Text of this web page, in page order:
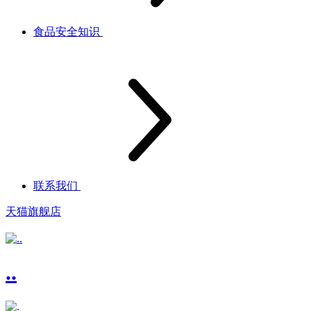
食品安全知识
联系我们
天猫旗舰店
..